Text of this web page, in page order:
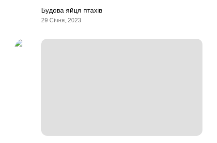
Будова яйця птахів
29 Січня, 2023